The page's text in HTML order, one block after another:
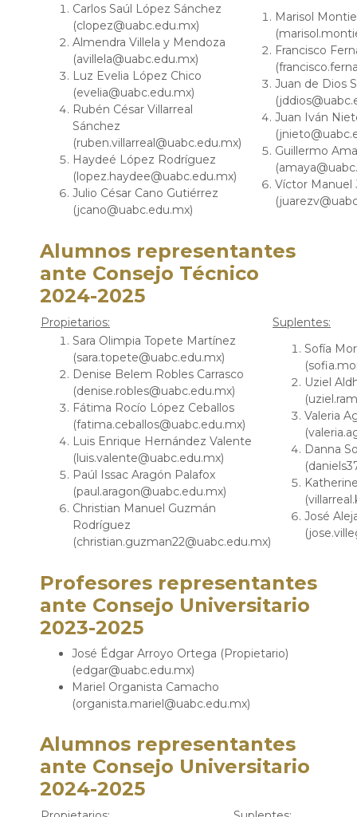
Carlos Saúl López Sánchez
(clopez@uabc.edu.mx)
Almendra Villela y Mendoza
(avillela@uabc.edu.mx)
Luz Evelia López Chico
(evelia@uabc.edu.mx)
Rubén César Villarreal
Sánchez
(ruben.villarreal@uabc.edu.mx)
Haydeé López Rodríguez
(lopez.haydee@uabc.edu.mx)
Julio César Cano Gutiérrez
(jcano@uabc.edu.mx)
Marisol
Francisco
Juan de Dios
Juan Iván
Guillermo
Víctor Manuel
Alumnos representantes
ante Consejo Técnico
2024-2025
Propietarios:
Suplentes:
Sara Olimpia Topete Martínez
(sara.topete@uabc.edu.mx)
Denise Belem Robles Carrasco
(denise.robles@uabc.edu.mx)
Fátima Rocío López Ceballos
(fatima.ceballos@uabc.edu.mx)
Luis Enrique Hernández Valente
(luis.valente@uabc.edu.mx)
Paúl Issac Aragón Palafox
(paul.aragon@uabc.edu.mx)
Christian Manuel Guzmán
Rodríguez
(christian.guzman22@uabc.edu.mx)
Sofía
Uziel
Valeria
Danna
José
Profesores representantes
ante Consejo Universitario
2023-2025
José Édgar Arroyo Ortega (Propietario)
(edgar@uabc.edu.mx)
Mariel Organista Camacho
(organista.mariel@uabc.edu.mx)
Alumnos representantes
ante Consejo Universitario
2024-2025